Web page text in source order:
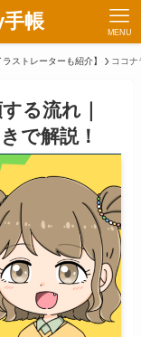
帳 MENU
ストレーターも紹介】 ココナ
る流れ｜
で解説！